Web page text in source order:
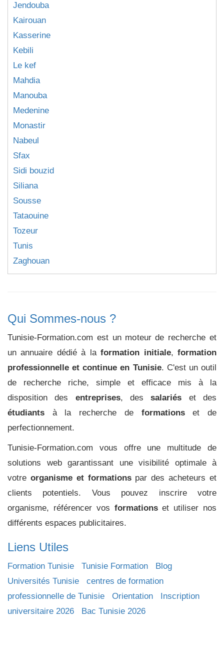
Jendouba
Kairouan
Kasserine
Kebili
Le kef
Mahdia
Manouba
Medenine
Monastir
Nabeul
Sfax
Sidi bouzid
Siliana
Sousse
Tataouine
Tozeur
Tunis
Zaghouan
Qui Sommes-nous ?
Tunisie-Formation.com est un moteur de recherche et
un annuaire dédié à laformation initiale,formation
professionnelle et continue en Tunisie. C'est un outil
de recherche riche, simple et efficace mis à la
disposition des entreprises, dessalariés et des
étudiants à la recherche de formationset de
perfectionnement.
Tunisie-Formation.com vous offre une multitude de
solutions web garantissant une visibilité optimale à
votre organisme et formationspar des acheteurs et
clients potentiels. Vous pouvez inscrire votre
organisme, référencer vos formationset utiliser nos
différents espaces publicitaires.
Liens Utiles
Formation Tunisie Tunisie Formation
Blog
Universités Tunisie
centres de formation
professionnelle de Tunisie
Orientation
Inscription
universitaire 2026
Bac Tunisie 2026